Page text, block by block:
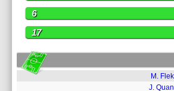
6
17
M.
J.